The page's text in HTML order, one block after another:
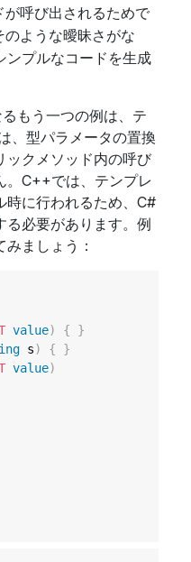
呼び出されるためで
ような曖昧さがな
ンプルなコードを生成
もう一つの例は、テ
、型パラメータの置換
ックメソッド内の呼び
。C++では、テンプレ
時に行われるため、C#
る必要があります。例
ましょう：
value) {
}
s) {
}
value)